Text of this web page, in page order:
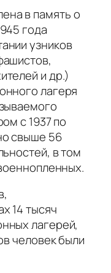
в память о
года
узников
и др.)
лагеря
с 1937 по
свыше 56
в том
14 тысяч
лагерей,
человек были